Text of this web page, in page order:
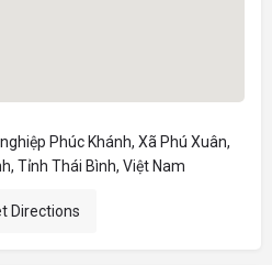
Phúc Khánh, Xã Phú Xuân,
Tỉnh Thái Bình, Việt Nam
Directions